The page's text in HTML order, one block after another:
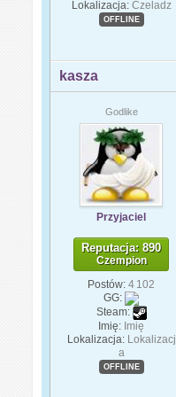
Lokalizacja: Czeladz
OFFLINE
kasza
Godlike
Przyjaciel
Reputacja: 890
Czempion
Postów: 4 102
GG:
Steam:
Imię: Imię
Lokalizacja: Lokalizacj
a
OFFLINE